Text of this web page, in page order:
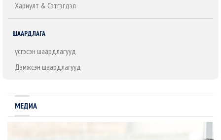
Хариулт & Сэтгэгдэл
ШААРДЛАГА
Үүсгэсэн шаардлагууд
Дэмжсэн шаардлагууд
МЕДИА